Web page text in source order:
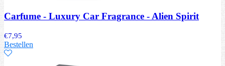
Carfume - Luxury Car Fragrance - Alien Spirit
€7,95
Bestellen